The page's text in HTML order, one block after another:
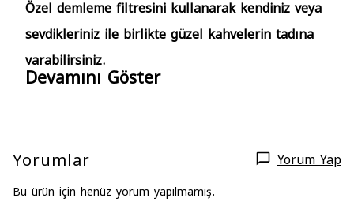
Özel demleme filtresini kullanarak kendiniz veya
sevdikleriniz ile birlikte güzel kahvelerin tadına
varabilirsiniz.
Devamını Göster
Yorumlar Yorum Yap
Bu ürün için henüz yorum yapılmamış.